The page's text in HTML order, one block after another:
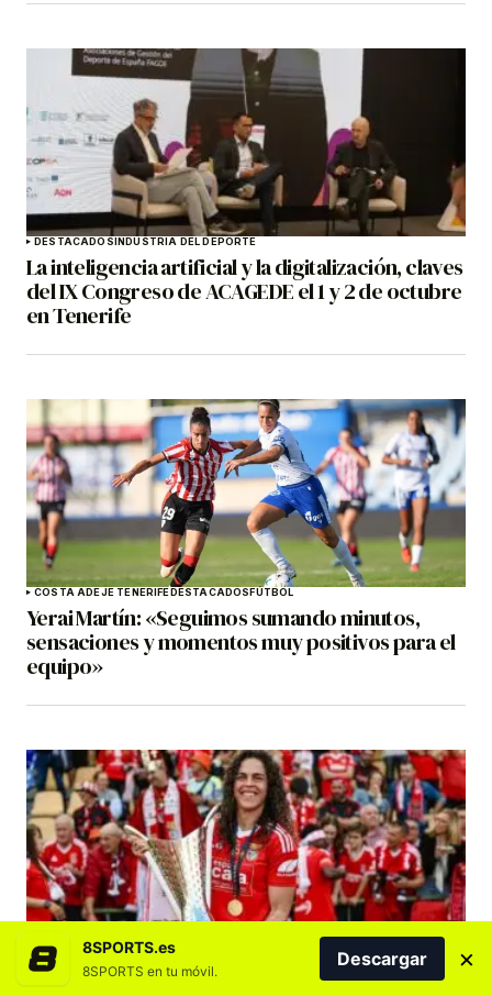
DESTACADOSINDUSTRIA DEL DEPORTE
La inteligencia artificial y la digitalización, claves
del IX Congreso de ACAGEDE el 1 y 2 de octubre
en Tenerife
COSTA ADEJE TENERIFEDESTACADOSFÚTBOL
Yerai Martín: «Seguimos sumando minutos,
sensaciones y momentos muy positivos para el
equipo»
DESTACADOSFÚTBOL FÚTBOL FEMENINO GRAN CANARIA
La canaria Andrea Falcón se retira del fútbol a
8SPORTS.es
8SPORTS en tu móvil.
Descargar ×